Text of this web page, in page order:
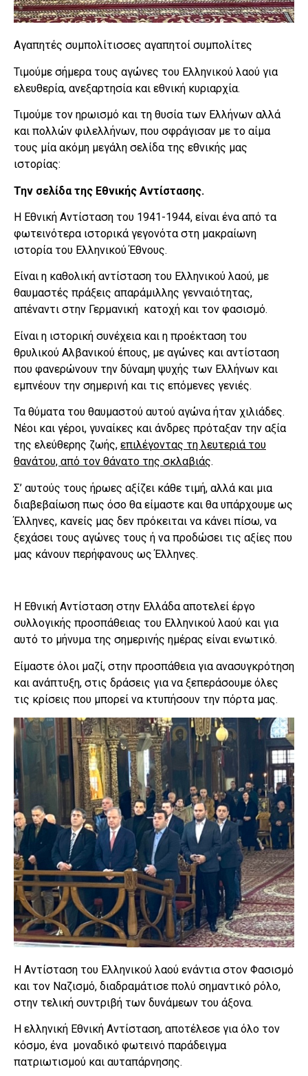
Αγαπητές συμπολίτισσες αγαπητοί συμπολίτες
Τιμούμε σήμερα τους αγώνες του Ελληνικού λαού για
ελευθερία, ανεξαρτησία και εθνική κυριαρχία.
Τιμούμε τον ηρωισμό και τη θυσία των Ελλήνων αλλά
και πολλών φιλελλήνων, που σφράγισαν με το αίμα
τους μία ακόμη μεγάλη σελίδα της εθνικής μας
ιστορίας:
Την σελίδα της Εθνικής Αντίστασης.
Η Εθνική Αντίσταση του 1941-1944, είναι ένα από τα
φωτεινότερα ιστορικά γεγονότα στη μακραίωνη
ιστορία του Ελληνικού Έθνους.
Είναι η καθολική αντίσταση του Ελληνικού λαού, με
θαυμαστές πράξεις απαράμιλλης γενναιότητας,
απέναντι στην Γερμανική κατοχή και τον φασισμό.
Είναι η ιστορική συνέχεια και η προέκταση του
θρυλικού Αλβανικού έπους, με αγώνες και αντίσταση
που φανερώνουν την δύναμη ψυχής των Ελλήνων και
εμπνέουν την σημερινή και τις επόμενες γενιές.
Τα θύματα του θαυμαστού αυτού αγώνα ήταν χιλιάδες.
Νέοι και γέροι, γυναίκες και άνδρες πρόταξαν την αξία
της ελεύθερης ζωής, επιλέγοντας τη λευτεριά του
θανάτου, από τον θάνατο της σκλαβιάς.
Σ’ αυτούς τους ήρωες αξίζει κάθε τιμή, αλλά και μια
διαβεβαίωση πως όσο θα είμαστε και θα υπάρχουμε ως
Έλληνες, κανείς μας δεν πρόκειται να κάνει πίσω, να
ξεχάσει τους αγώνες τους ή να προδώσει τις αξίες που
μας κάνουν περήφανους ως Έλληνες.
Η Εθνική Αντίσταση στην Ελλάδα αποτελεί έργο
συλλογικής προσπάθειας του Ελληνικού λαού και για
αυτό το μήνυμα της σημερινής ημέρας είναι ενωτικό.
Είμαστε όλοι μαζί, στην προσπάθεια για ανασυγκρότηση
και ανάπτυξη, στις δράσεις για να ξεπεράσουμε όλες
τις κρίσεις που μπορεί να κτυπήσουν την πόρτα μας.
Η Αντίσταση του Ελληνικού λαού ενάντια στον Φασισμό
και τον Ναζισμό, διαδραμάτισε πολύ σημαντικό ρόλο,
στην τελική συντριβή των δυνάμεων του άξονα.
Η ελληνική Εθνική Αντίσταση, αποτέλεσε για όλο τον
κόσμο, ένα μοναδικό φωτεινό παράδειγμα
πατριωτισμού και αυταπάρνησης.